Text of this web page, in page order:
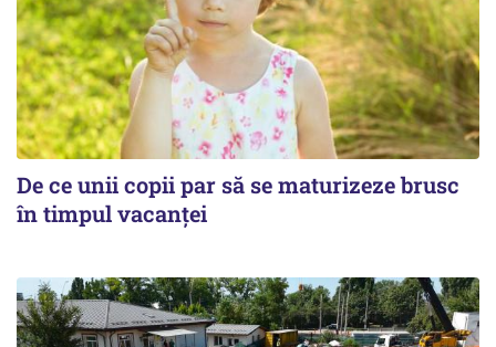
De ce unii copii par să se maturizeze brusc
în timpul vacanței